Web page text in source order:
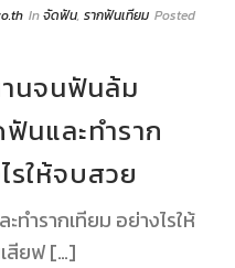
Inจัดฟัน, รากฟันเทียม Posted
นจนฟันล้ม
นและทำราก
รให้จบสวย
ทำรากเทียม อย่างไรให้
สียฟ […]